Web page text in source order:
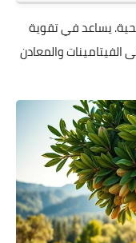
يساعد في تقوية
والمعادن